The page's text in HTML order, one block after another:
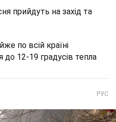
прийдуть на захід та
по всій країні
12-19 градусів тепла
РУС